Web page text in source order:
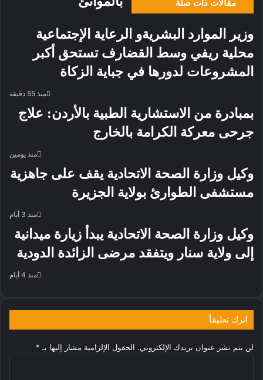
مقالات ذات صلة
وزير الموارد البشريةو الرعاية الإجتماعية
محلية ريفي وسط القضارف تستحق أكبر
المشروعات لدورها في جباية الزكاة
منذ 55 دقيقة
بمبادرة من الاستشارية الطبية بالأردن: علاج
جرحى معركة الكرامة بالخارج
منذ يومين
وكيل وزارة الصحة الاتحادية يقف على جاهزية
مستشفى الطوارئ بولاية الجزيرة
منذ 3 أيام
وكيل وزارة الصحة الاتحادية يبدأ زيارة ميدانية
إلى ولاية سنار ويتفقد مرضى الزائدة الدودية
منذ 4 أيام
اترك تعليقاً
لن يتم نشر عنوان بريدك الإلكتروني. الحقول الإلزامية مشار إليها بـ *